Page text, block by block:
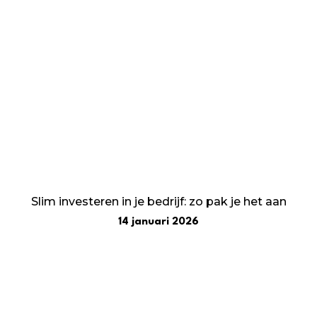
Slim investeren in je bedrijf: zo pak je het aan
14 januari 2026